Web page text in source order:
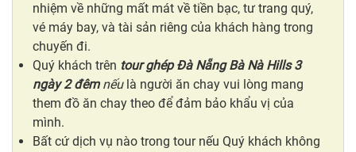
nhiệm về những mất mát về tiền bạc, tư trang quý,
vé máy bay, và tài sản riêng của khách hàng trong
chuyến đi.
Quý khách trên tour ghép Đà Nẵng Bà Nà Hills 3
ngày 2 đêmnếulà người ăn chay vui lòng mang
them đồ ăn chay theo để đảm bảo khẩu vị của
mình.
Bất cứ dịch vụ nào trong tour nếu Quý khách không